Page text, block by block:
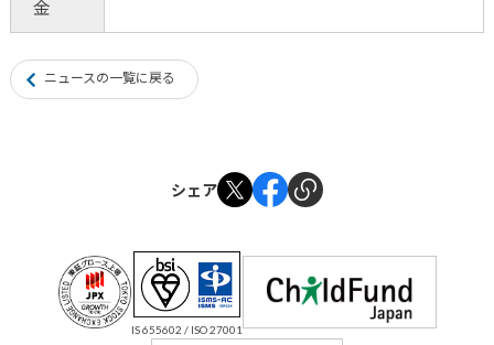
金
ニュースの一覧に戻る
シェア
IS 655602 / ISO 27001